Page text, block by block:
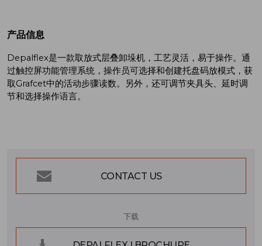
产品信息
Depalflex是一款取放式层叠卸垛机，工艺灵活，易于操作。通
过触控屏功能管理系统，操作员可选择和创建托盘码放模式，获
取Grafcet中的活动步骤读数。另外，还可调节夹具头、延时调
节和选择操作语言。
CONTACT US
下载